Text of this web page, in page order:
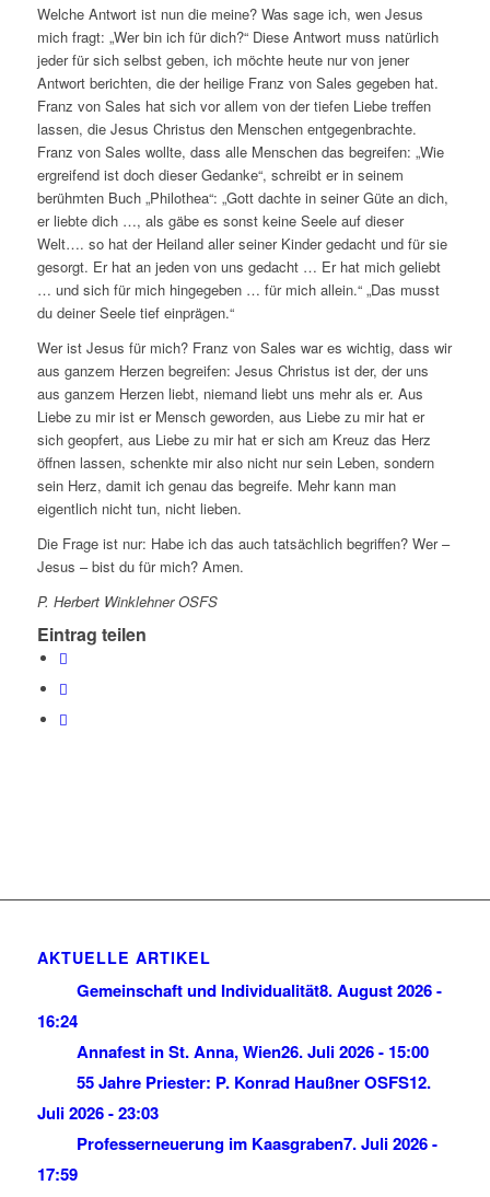
Welche Antwort ist nun die meine? Was sage ich, wen Jesus
mich fragt: „Wer bin ich für dich?“ Diese Antwort muss natürlich
jeder für sich selbst geben, ich möchte heute nur von jener
Antwort berichten, die der heilige Franz von Sales gegeben hat.
Franz von Sales hat sich vor allem von der tiefen Liebe treffen
lassen, die Jesus Christus den Menschen entgegenbrachte.
Franz von Sales wollte, dass alle Menschen das begreifen: „Wie
ergreifend ist doch dieser Gedanke“, schreibt er in seinem
berühmten Buch „Philothea“: „Gott dachte in seiner Güte an dich,
er liebte dich …, als gäbe es sonst keine Seele auf dieser
Welt…. so hat der Heiland aller seiner Kinder gedacht und für sie
gesorgt. Er hat an jeden von uns gedacht … Er hat mich geliebt
… und sich für mich hingegeben … für mich allein.“ „Das musst
du deiner Seele tief einprägen.“
Wer ist Jesus für mich? Franz von Sales war es wichtig, dass wir
aus ganzem Herzen begreifen: Jesus Christus ist der, der uns
aus ganzem Herzen liebt, niemand liebt uns mehr als er. Aus
Liebe zu mir ist er Mensch geworden, aus Liebe zu mir hat er
sich geopfert, aus Liebe zu mir hat er sich am Kreuz das Herz
öffnen lassen, schenkte mir also nicht nur sein Leben, sondern
sein Herz, damit ich genau das begreife. Mehr kann man
eigentlich nicht tun, nicht lieben.
Die Frage ist nur: Habe ich das auch tatsächlich begriffen? Wer –
Jesus – bist du für mich? Amen.
P. Herbert Winklehner OSFS
Eintrag teilen
AKTUELLE ARTIKEL
Gemeinschaft und Individualität8. August 2026 -
16:24
Annafest in St. Anna, Wien26. Juli 2026 - 15:00
55 Jahre Priester: P. Konrad Haußner OSFS12.
Juli 2026 - 23:03
Professerneuerung im Kaasgraben7. Juli 2026 -
17:59